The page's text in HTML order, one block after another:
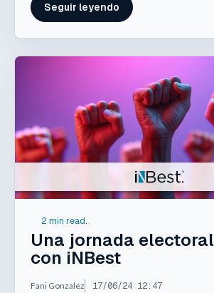
Seguir leyendo
2 min read.
Una jornada
con iNBest
Fani Gonzalez 17/06/24 12:47